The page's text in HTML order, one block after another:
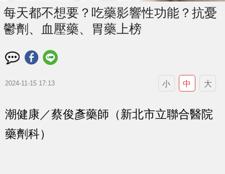
每天都不想要？吃藥影響性功能？抗憂
鬱劑、血壓藥、胃藥上榜
2024-11-15 17:13 小 中 大
潮健康／蔡俊彥藥師（新北市立聯合醫院
藥劑科）